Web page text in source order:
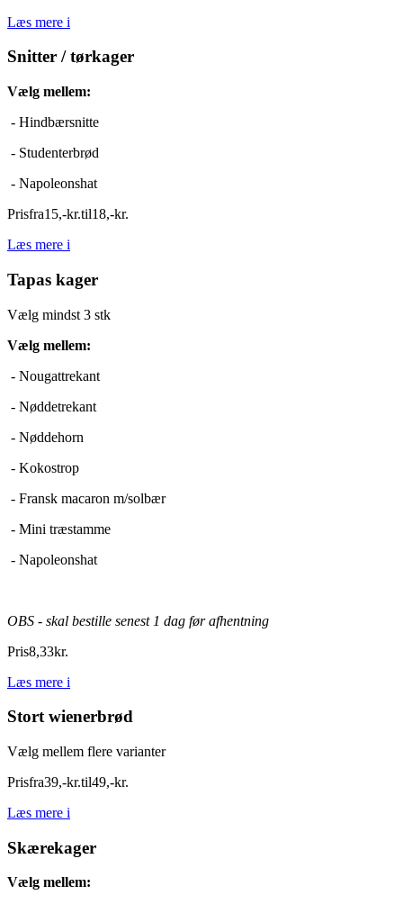
Læs mere i
Snitter / tørkager
Vælg mellem:
- Hindbærsnitte
- Studenterbrød
- Napoleonshat
Prisfra15,-kr.til18,-kr.
Læs mere i
Tapas kager
Vælg mindst 3 stk
Vælg mellem:
- Nougattrekant
- Nøddetrekant
- Nøddehorn
- Kokostrop
- Fransk macaron m/solbær
- Mini træstamme
- Napoleonshat
OBS - skal bestille senest 1 dag før afhentning
Pris8,33kr.
Læs mere i
Stort wienerbrød
Vælg mellem flere varianter
Prisfra39,-kr.til49,-kr.
Læs mere i
Skærekager
Vælg mellem: